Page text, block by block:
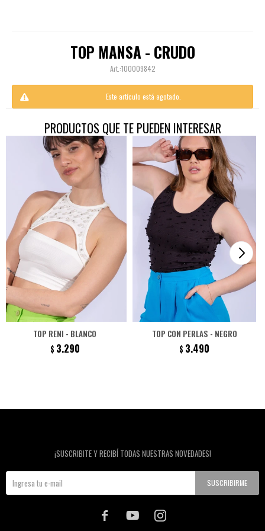
TOP MANSA - CRUDO
100009842
Este artículo está agotado.
PRODUCTOS QUE TE PUEDEN INTERESAR
TOP RENI - BLANCO
$ 3.290
TOP CON PERLAS - NEGRO
$ 3.490
¡SUSCRIBITE Y RECIBÍ TODAS NUESTRAS NOVEDADES!
SUSCRIBIRME
  